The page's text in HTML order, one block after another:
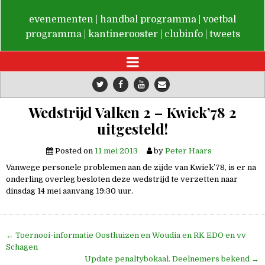
De Valken
evenementen handbal programma
voetbal
programma
kantinerooster clubinfo tweets
Wedstrijd Valken 2 – Kwiek’78 2
uitgesteld!
Posted on 11 mei 2013 by Peter Haars
Vanwege personele problemen aan de zijde van Kwiek’78, is er na
onderling overleg besloten deze wedstrijd te verzetten naar
dinsdag 14 mei aanvang 19:30 uur.
Bericht
navigatie
← Toernooi-informatie Oosthuizen en Woudia en RK EDO en vv
Schagen
Update penaltybokaal. Deelnemers bekend →